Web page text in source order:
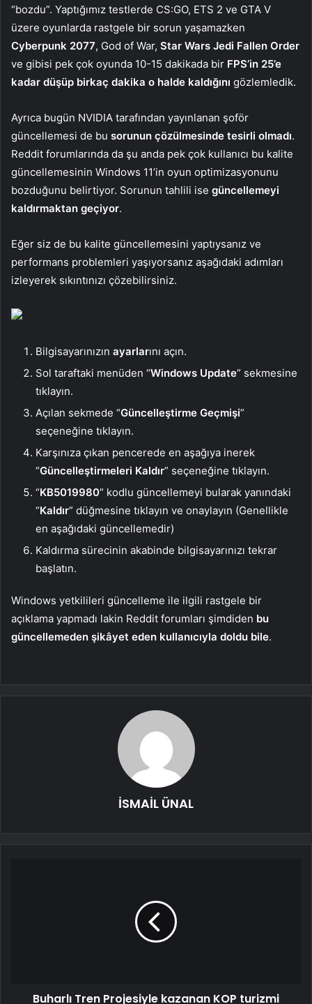
“bozdu”. Yaptığımız testlerde CS:GO, ETS 2 ve GTA V
üzere oyunlarda rastgele bir sorun yaşamazken
Cyberpunk 2077, God of War, Star Wars Jedi Fallen Order
ve gibisi pek çok oyunda 10-15 dakikada bir FPS’in 25’e
kadar düşüp birkaç dakika o halde kaldığını gözlemledik.
Ayrıca bugün NVIDIA tarafından yayınlanan şoför
güncellemesi de bu sorunun çözülmesinde tesirli olmadı.
Reddit forumlarında da şu anda pek çok kullanıcı bu kalite
güncellemesinin Windows 11’in oyun optimizasyonunu
bozduğunu belirtiyor. Sorunun tahlili ise güncellemeyi
kaldırmaktan geçiyor.
Eğer siz de bu kalite güncellemesini yaptıysanız ve
performans problemleri yaşıyorsanız aşağıdaki adımları
izleyerek sıkıntınızı çözebilirsiniz.
Bilgisayarınızın ayarlarını açın.
Sol taraftaki menüden “Windows Update” sekmesine
tıklayın.
Açılan sekmede “Güncelleştirme Geçmişi”
seçeneğine tıklayın.
Karşınıza çıkan pencerede en aşağıya inerek
“Güncelleştirmeleri Kaldır” seçeneğine tıklayın.
“KB5019980” kodlu güncellemeyi bularak yanındaki
“Kaldır” düğmesine tıklayın ve onaylayın (Genellikle
en aşağıdaki güncellemedir)
Kaldırma sürecinin akabinde bilgisayarınızı tekrar
başlatın.
Windows yetkilileri güncelleme ile ilgili rastgele bir
açıklama yapmadı lakin Reddit forumları şimdiden bu
güncellemeden şikâyet eden kullanıcıyla doldu bile.
İSMAİL ÜNAL
Buharlı Tren Projesiyle kazanan KOP turizmi